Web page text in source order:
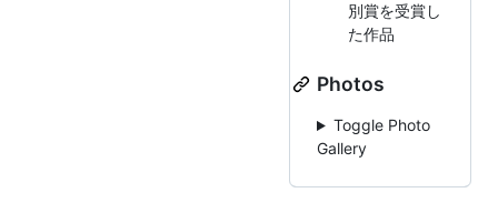
別賞を受賞し
た作品
Photos
Toggle Photo
Gallery